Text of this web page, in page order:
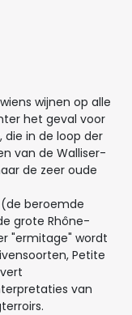
wijnen op alle
het geval voor
die in de loop der
van de Walliser-
de zeer oude
beroemde
grote Rhône-
"ermitage" wordt
Petite
van